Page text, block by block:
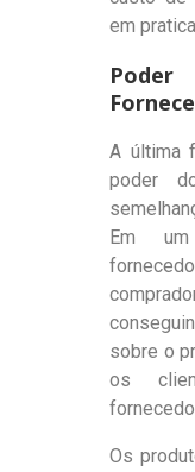
em
A última
poder
Em
sobre o
os
Os